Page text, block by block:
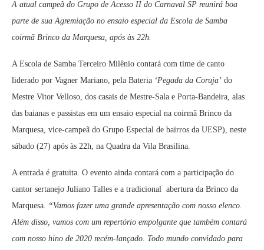
A atual campeã do Grupo de Acesso II do Carnaval SP reunirá boa
parte de sua Agremiação no ensaio especial da Escola de Samba
coirmã Brinco da Marquesa, após às 22h.
A Escola de Samba Terceiro Milênio contará com time de canto
liderado por Vagner Mariano, pela Bateria ‘Pegada da Coruja’ do
Mestre Vitor Velloso, dos casais de Mestre-Sala e Porta-Bandeira, alas
das baianas e passistas em um ensaio especial na coirmã Brinco da
Marquesa, vice-campeã do Grupo Especial de bairros da UESP), neste
sábado (27) após às 22h, na Quadra da Vila Brasilina.
A entrada é gratuita. O evento ainda contará com a participação do
cantor sertanejo Juliano Talles e a tradicional abertura da Brinco da
Marquesa. “Vamos fazer uma grande apresentação com nosso elenco.
Além disso, vamos com um repertório empolgante que também contará
com nosso hino de 2020 recém-lançado. Todo mundo convidado para